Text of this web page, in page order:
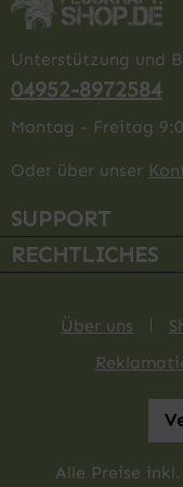
Unterstützung und
04952-8972584
Montag - Freitag
Oder über unser
SUPPORT
RECHTLICHES
Über uns
Alle Preise